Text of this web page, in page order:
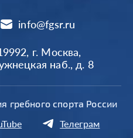
info@fgsr.ru
г. Москва,
наб., д. 8
спорта России
Телеграм